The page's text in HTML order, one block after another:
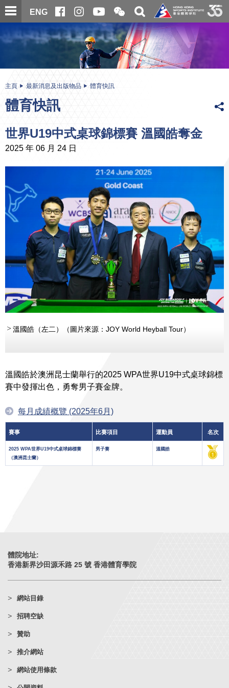
跳
至
內
ENG
開
合
微
信
二
維
碼
關
搜
尋
内
主頁 最新消息及出版物品 體育快訊
體育快訊
世界U19中式桌球錦標賽 溫國皓奪金
2025 年 06 月 24 日
溫國皓（左二）（圖片來源：JOY World Heyball Tour）
溫國皓於澳洲昆士蘭舉行的2025 WPA世界U19中式桌球錦標
賽中發揮出色，勇奪男子賽金牌。
每月成績概覽 (2025年6月)
賽事 比賽項目 運動員 名次
2025 WPA世界U19中式桌球錦標賽
（澳洲昆士蘭）
男子賽 溫國皓
體院地址:
香港新界沙田源禾路 25 號 香港體育學院
網站目錄
招聘空缺
贊助
推介網站
網站使用條款